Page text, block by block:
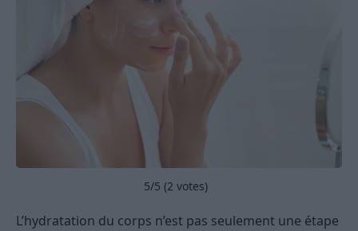
5/5 (2 votes)
L’hydratation du corps n’est pas seulement une étape